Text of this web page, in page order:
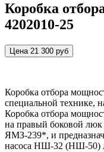
Коробка
4202010-25
Цена 21 300 руб
Коробка отбора
специальной технике,
Коробка отбора
на правый боковой
ЯМЗ-239*, и
насоса НШ-32 (НШ-50)